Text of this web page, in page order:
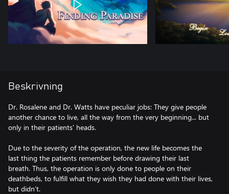
Beskrivning
Dr. Rosalene and Dr. Watts have peculiar jobs: They give people
another chance to live, all the way from the very beginning... but
only in their patients' heads.
Due to the severity of the operation, the new life becomes the
last thing the patients remember before drawing their last
breath. Thus, the operation is only done to people on their
deathbeds, to fulfill what they wish they had done with their lives,
but didn’t.